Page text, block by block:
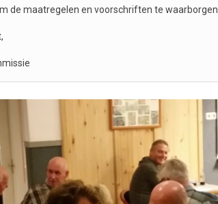
de maatregelen en voorschriften te waarborgen.